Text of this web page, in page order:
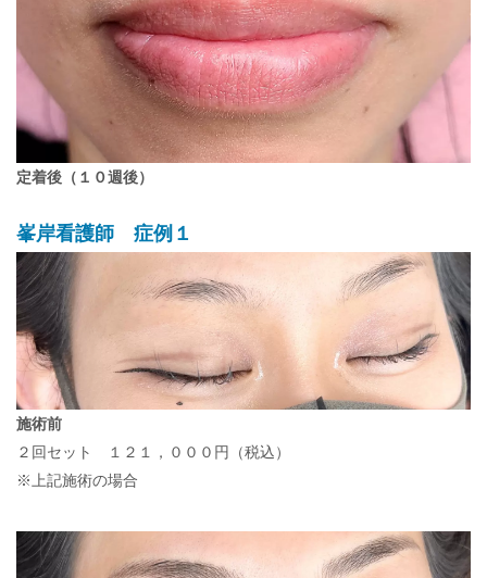
定着後（１０週後）
峯岸看護師 症例１
施術前
２回セット １２１，０００円（税込）
※上記施術の場合